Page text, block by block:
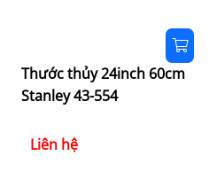
Thước thủy 24inch 60cm
Stanley 43-554
Liên hệ